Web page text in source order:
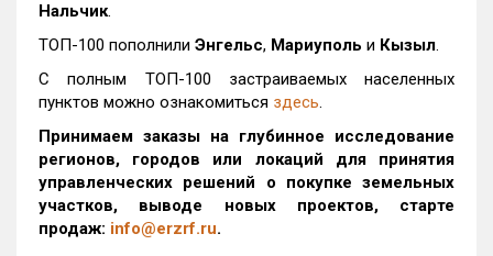
Нальчик.
ТОП-100 пополнили Энгельс, Мариуполь и Кызыл.
С полным ТОП-100 застраиваемых населенных
пунктов можно ознакомиться здесь.
Принимаем заказы на глубинное исследование
регионов, городов или локаций для принятия
управленческих решений о покупке земельных
участков, выводе новых проектов, старте
продаж: info@erzrf.ru.